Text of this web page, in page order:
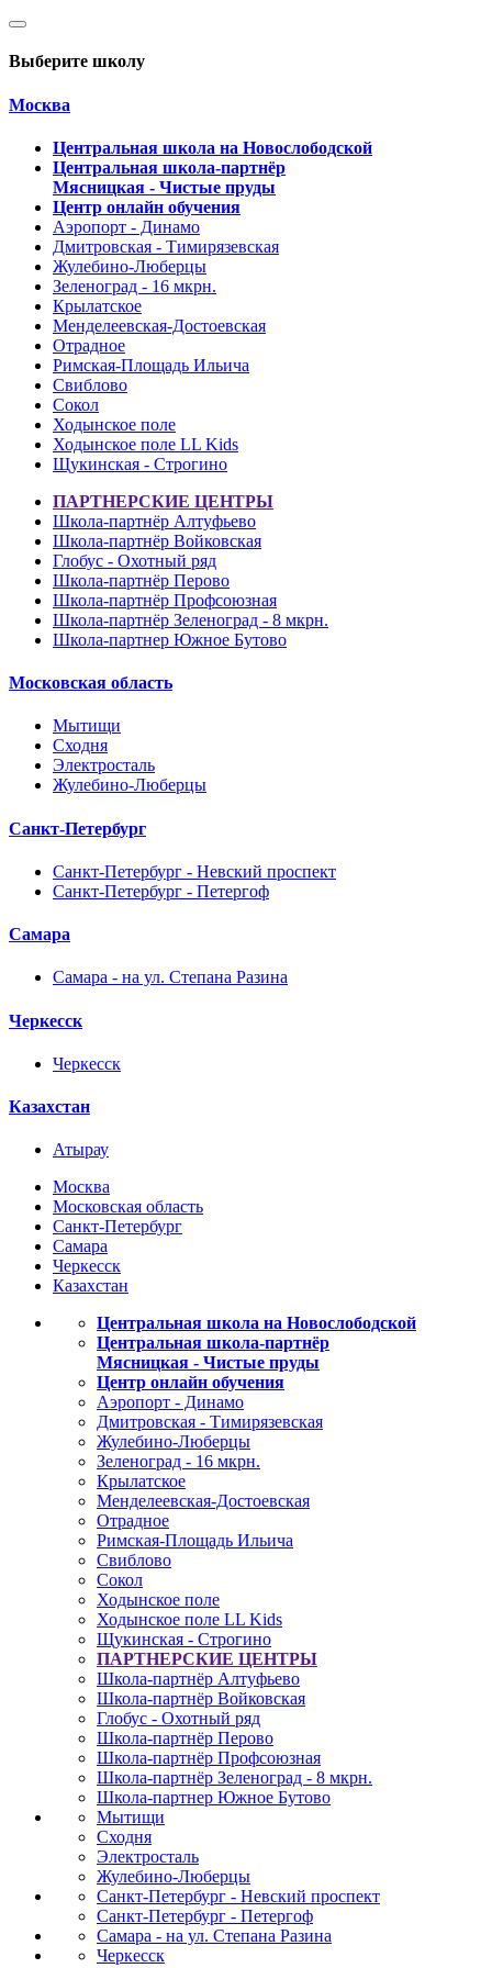
Выберите школу
Москва
Центральная школа на Новослободской
Центральная школа-партнёр
Мясницкая - Чистые пруды
Центр онлайн обучения
Аэропорт - Динамо
Дмитровская - Тимирязевская
Жулебино-Люберцы
Зеленоград - 16 мкрн.
Крылатское
Менделеевская-Достоевская
Отрадное
Римская-Площадь Ильича
Свиблово
Сокол
Ходынское поле
Ходынское поле LL Kids
Щукинская - Строгино
ПАРТНЕРСКИЕ ЦЕНТРЫ
Школа-партнёр Алтуфьево
Школа-партнёр Войковская
Глобус - Охотный ряд
Школа-партнёр Перово
Школа-партнёр Профсоюзная
Школа-партнёр Зеленоград - 8 мкрн.
Школа-партнер Южное Бутово
Московская область
Мытищи
Сходня
Электросталь
Жулебино-Люберцы
Санкт-Петербург
Санкт-Петербург - Невский проспект
Санкт-Петербург - Петергоф
Самара
Самара - на ул. Степана Разина
Черкесск
Черкесск
Казахстан
Атырау
Москва
Московская область
Санкт-Петербург
Самара
Черкесск
Казахстан
Центральная школа на Новослободской
Центральная школа-партнёр
Мясницкая - Чистые пруды
Центр онлайн обучения
Аэропорт - Динамо
Дмитровская - Тимирязевская
Жулебино-Люберцы
Зеленоград - 16 мкрн.
Крылатское
Менделеевская-Достоевская
Отрадное
Римская-Площадь Ильича
Свиблово
Сокол
Ходынское поле
Ходынское поле LL Kids
Щукинская - Строгино
ПАРТНЕРСКИЕ ЦЕНТРЫ
Школа-партнёр Алтуфьево
Школа-партнёр Войковская
Глобус - Охотный ряд
Школа-партнёр Перово
Школа-партнёр Профсоюзная
Школа-партнёр Зеленоград - 8 мкрн.
Школа-партнер Южное Бутово
Мытищи
Сходня
Электросталь
Жулебино-Люберцы
Санкт-Петербург - Невский проспект
Санкт-Петербург - Петергоф
Самара - на ул. Степана Разина
Черкесск